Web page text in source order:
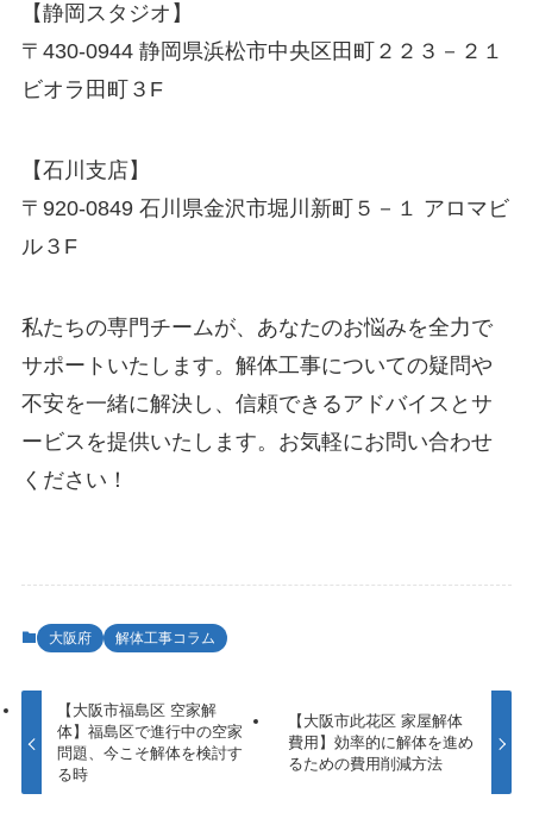
【静岡スタジオ】
〒430-0944 静岡県浜松市中央区田町２２３－２１
ビオラ田町３F
【石川支店】
〒920-0849 石川県金沢市堀川新町５－１ アロマビ
ル３F
私たちの専門チームが、あなたのお悩みを全力で
サポートいたします。解体工事についての疑問や
不安を一緒に解決し、信頼できるアドバイスとサ
ービスを提供いたします。お気軽にお問い合わせ
ください！
大阪府 解体工事コラム
【大阪市福島区 空家解
体】福島区で進行中の空家
問題、今こそ解体を検討す
る時
【大阪市此花区 家屋解体
費用】効率的に解体を進め
るための費用削減方法